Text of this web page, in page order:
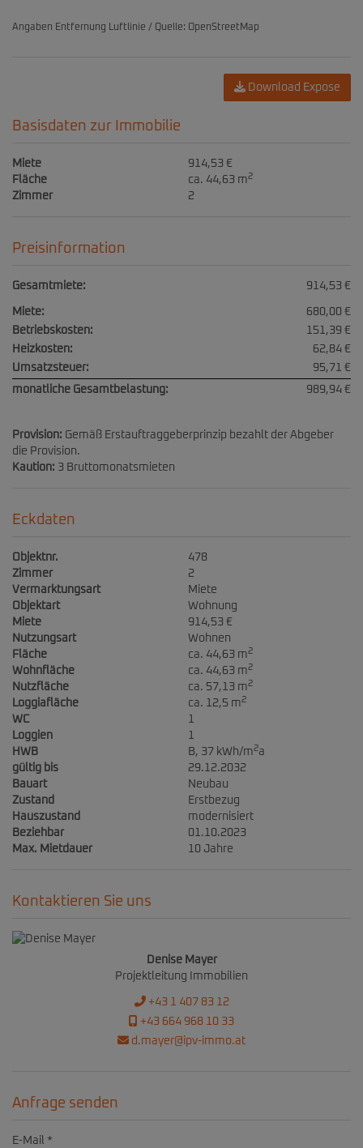
Angaben Entfernung Luftlinie / Quelle: OpenStreetMap
Download Expose
Basisdaten zur Immobilie
Miete
914,53 €
Fläche
ca. 44,63 m2
Zimmer 2
Preisinformation
Gesamtmiete: 914,53 €
Miete:
680,00 €
Betriebskosten:
151,39 €
Heizkosten:
62,84 €
Umsatzsteuer:
95,71 €
monatliche Gesamtbelastung:
989,94 €
Provision: Gemäß Erstauftraggeberprinzip bezahlt der Abgeber
die Provision.
Kaution: 3 Bruttomonatsmieten
Eckdaten
Objektnr.
478
Zimmer
2
Vermarktungsart
Miete
Objektart
Wohnung
Miete
914,53 €
Nutzungsart
Wohnen
Fläche
ca. 44,63 m2
Wohnfläche ca. 44,63 m2
Nutzfläche ca. 57,13 m2
Loggiafläche ca. 12,5 m2
WC
1
Loggien
1
HWB
B, 37 kWh/m2a
gültig bis
29.12.2032
Bauart
Neubau
Zustand
Erstbezug
Hauszustand
modernisiert
Beziehbar
01.10.2023
Max. Mietdauer
10 Jahre
Kontaktieren Sie uns
Denise Mayer
Projektleitung Immobilien
+43 1 407 83 12
+43 664 968 10 33
d.mayer@ipv-immo.at
Anfrage senden
E-Mail